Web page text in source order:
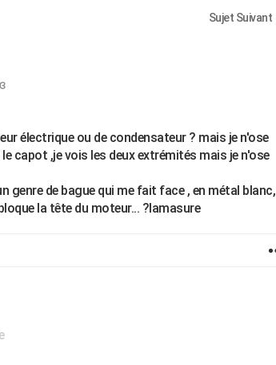
Sujet Suivant
électrique ou de condensateur ? mais je n'ose
capot ,je vois les deux extrémités mais je n'ose
genre de bague qui me fait face , en métal blanc,
la tête du moteur... ?lamasure